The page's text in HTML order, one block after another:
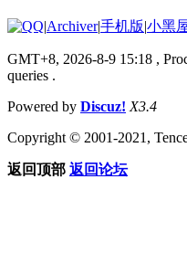
|Archiver|手机版|小黑
GMT+8, 2026-8-9 15:18 ,
queries .
Powered by Discuz! X3.4
Copyright © 2001-2021,
返回顶部 返回论坛